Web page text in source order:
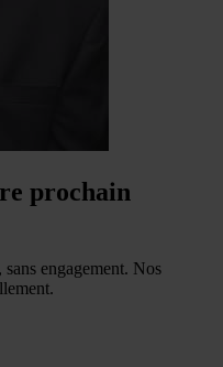
prochain
engagement. Nos